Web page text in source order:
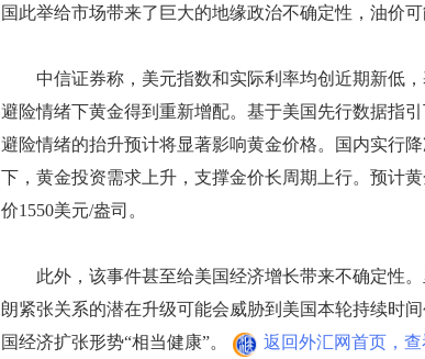
国此举给市场带来了巨大的地缘政治不确定性，油价
中信证券称，美元指数和实际利率均创近期新低，
避险情绪下黄金得到重新增配。基于美国先行数据指
避险情绪的抬升预计将显著影响黄金价格。国内实行
下，黄金投资需求上升，支撑金价长周期上行。预计
价1550美元/盎司。
此外，该事件甚至给美国经济增长带来不确定性。
朗紧张关系的潜在升级可能会威胁到美国本轮持续时
国经济扩张形势“相当健康”。
返回外汇网首页，